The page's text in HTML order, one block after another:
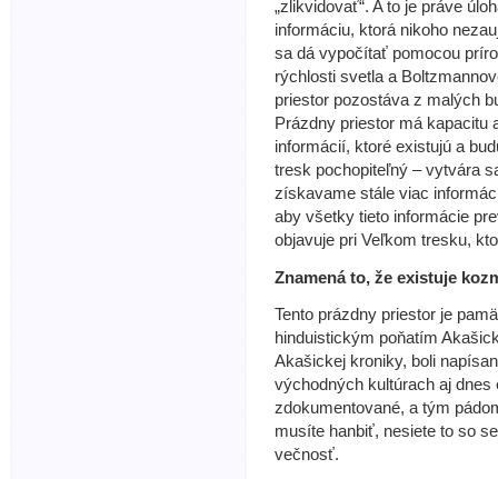
„zlikvidovať“. A to je práve
informáciu, ktorá nikoho
sa dá vypočítať pomocou
rýchlosti svetla a
priestor pozostáva z malých
Prázdny priestor má kapacitu
informácií, ktoré existujú a
tresk pochopiteľný – vytvára
získavame stále viac
aby všetky tieto informácie
objavuje pri Veľkom tresku,
Znamená to, že existuje
Tento prázdny priestor je
hinduistickým poňatím
Akašickej kroniky, boli
východných kultúrach aj
zdokumentované, a tým
musíte hanbiť, nesiete to so
večnosť.